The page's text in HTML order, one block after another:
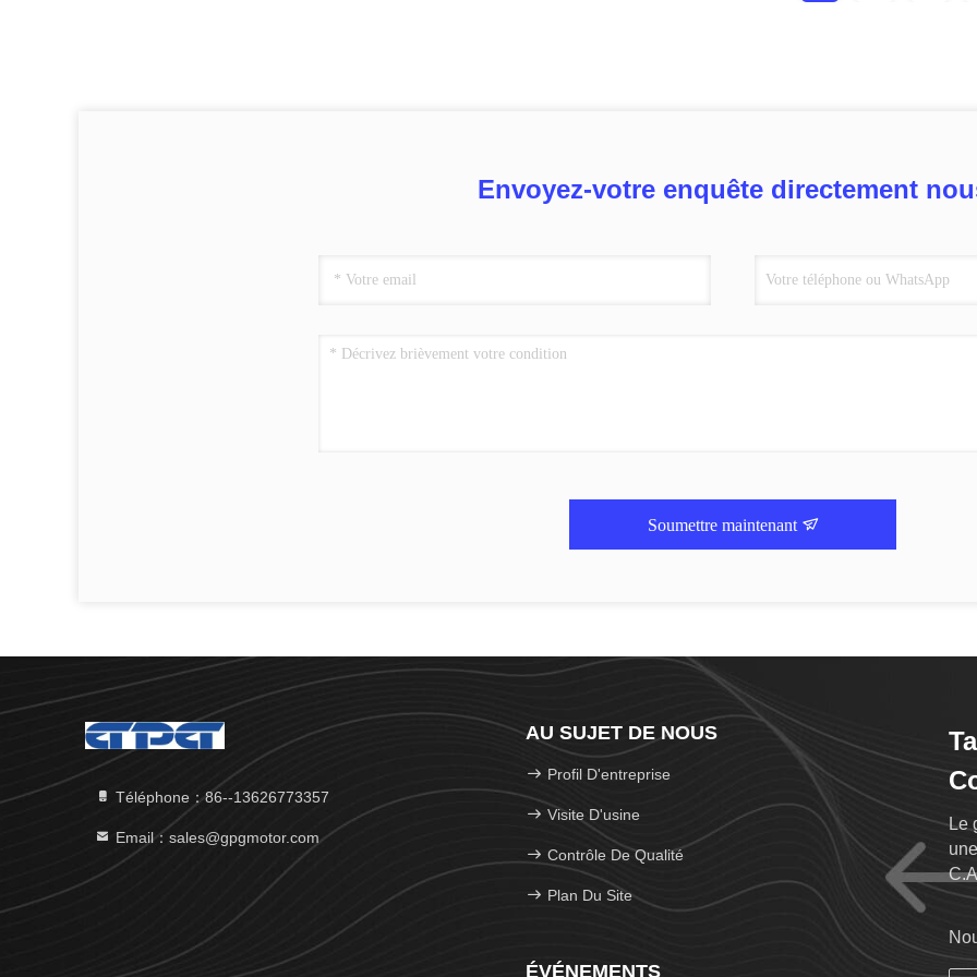
Envoyez-votre enquête directement
Soumettre maintenant
Téléphone：86--13626773357
Email：sales@gpgmotor.com
AU SUJET DE NOUS
Profil D'entreprise
Visite D'usine
Contrôle De Qualité
Plan Du Site
ÉVÉNEMENTS
Le